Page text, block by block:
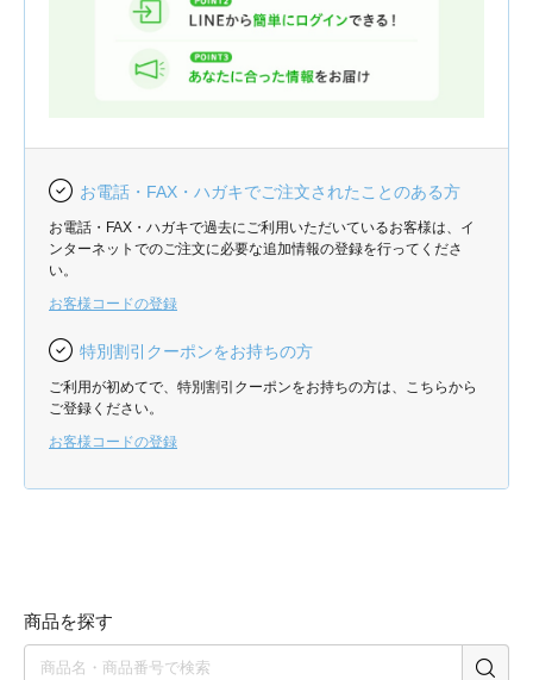
お電話・FAX・ハガキでご注文されたことのある方
お電話・FAX・ハガキで過去にご利用いただいているお客様は、イ
ンターネットでのご注文に必要な追加情報の登録を行ってくださ
い。
お客様コードの登録
特別割引クーポンをお持ちの方
ご利用が初めてで、特別割引クーポンをお持ちの方は、こちらから
ご登録ください。
お客様コードの登録
商品を探す